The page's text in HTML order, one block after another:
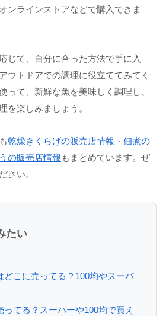
ンラインストアなどで購入できま
じて、自分に合った方法で手に入
ウトドアでの調理に役立ててみてく
って、新鮮な魚を美味しく調理し、
を楽しみましょう。
乾燥きくらげの販売店情報 ・ 佃煮の
の販売店情報 もまとめています。ぜ
さい。
たい
どこに売ってる？100均やスーパ
ってる？スーパーや100均で買え